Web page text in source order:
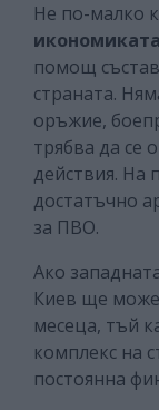
Не по-малко
икономиката
помощ
страната.
оръжие,
трябва да се
действия. На
достатъчно
за ПВО.
Ако
Киев ще
месеца, тъй
комплекс на
постоянна